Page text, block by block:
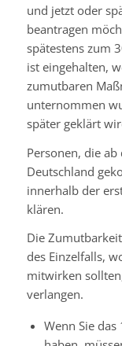
und jetzt oder
beantragen
spätestens zum
ist eingehalten,
zumutbaren
unternommen
später geklärt
Personen, die
Deutschland
innerhalb der
klären.
Die
des Einzelfalls,
mitwirken
verlangen.
Wenn Sie